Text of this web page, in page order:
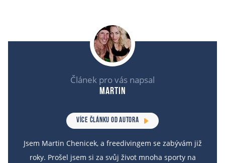
Článek pro vás napsal
Martin
VÍCE ČLÁNKU OD AUTORA
Jsem Martin Chenicek, a freedivingem se zabývám již
roky. Prošel jsem si za svůj život mnoha sporty na